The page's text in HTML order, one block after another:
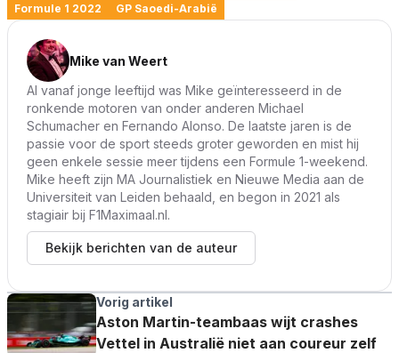
Formule 1 2022
GP Saoedi-Arabië
Mike van Weert
Al vanaf jonge leeftijd was Mike geïnteresseerd in de
ronkende motoren van onder anderen Michael
Schumacher en Fernando Alonso. De laatste jaren is de
passie voor de sport steeds groter geworden en mist hij
geen enkele sessie meer tijdens een Formule 1-weekend.
Mike heeft zijn MA Journalistiek en Nieuwe Media aan de
Universiteit van Leiden behaald, en begon in 2021 als
stagiair bij F1Maximaal.nl.
Bekijk berichten van de auteur
Vorig artikel
Aston Martin-teambaas wijt crashes
Vettel in Australië niet aan coureur zelf